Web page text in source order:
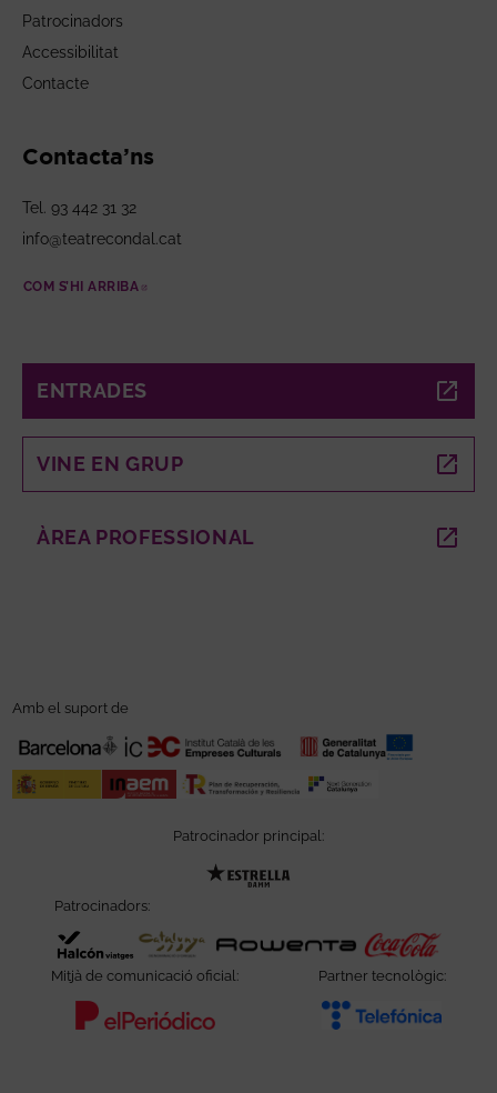
Patrocinadors
Accessibilitat
Contacte
Contacta’ns
Tel. 93 442 31 32
info@teatrecondal.cat
COM S’HI ARRIBA
ENTRADES
VINE EN GRUP
ÀREA PROFESSIONAL ABRE EN NUEVA VENTANA
Amb el suport de
Patrocinador principal:
Patrocinadors:
Abre en nueva ventana
Abre en nueva ventana
Mitjà de comunicació oficial:
Abre en nueva ventana
Partner tecnològic: